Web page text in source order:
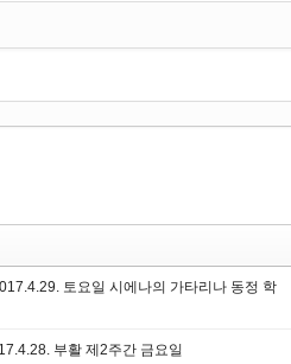
토요일 시에나의 가타리나 동정 학
부활 제2주간 금요일